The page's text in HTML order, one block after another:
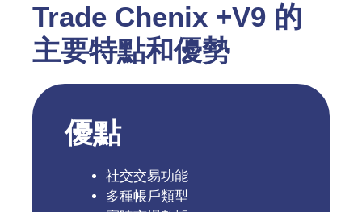
Trade Chenix +V9 的
主要特點和優勢
優點
社交交易功能
多種帳戶類型